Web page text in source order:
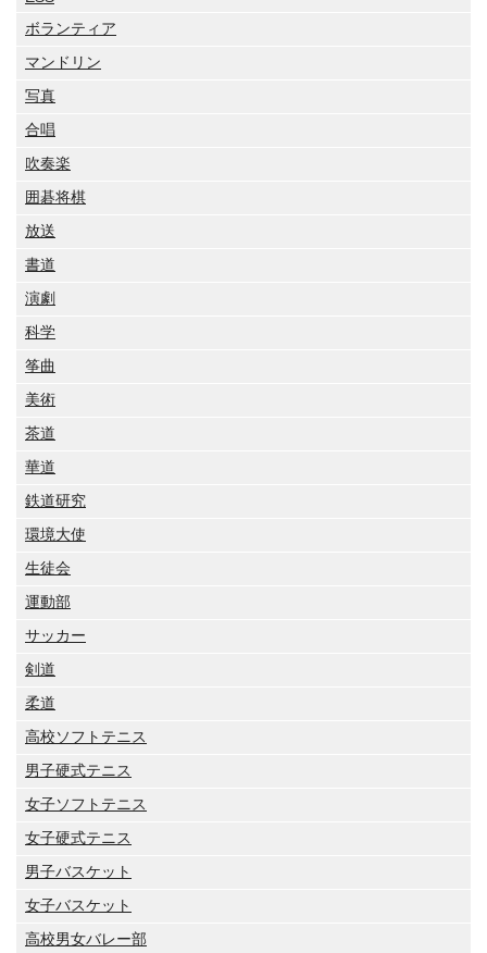
ボランティア
マンドリン
写真
合唱
吹奏楽
囲碁将棋
放送
書道
演劇
科学
筝曲
美術
茶道
華道
鉄道研究
環境大使
生徒会
運動部
サッカー
剣道
柔道
高校ソフトテニス
男子硬式テニス
女子ソフトテニス
女子硬式テニス
男子バスケット
女子バスケット
高校男女バレー部